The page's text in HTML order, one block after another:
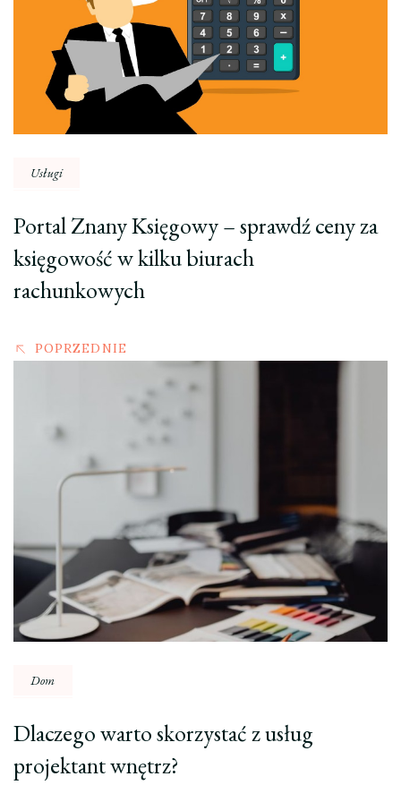
Usługi
Portal Znany Księgowy – sprawdź ceny za
księgowość w kilku biurach
rachunkowych
POPRZEDNIE
Dom
Dlaczego warto skorzystać z usług
projektant wnętrz?